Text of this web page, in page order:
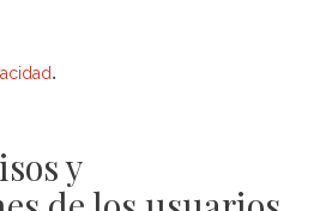
.
y